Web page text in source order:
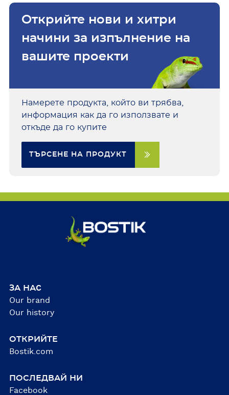
Открийте нови и хитри
начини за изпълнение на
вашите проекти
Намерете продукта, който ви трябва,
информация как да го използвате и
откъде да го купите
ТЪРСЕНЕ НА ПРОДУКТ
ЗА НАC
Our brand
Our history
ОТКРИЙТЕ
Bostik.com
ПОСЛЕДВАЙ НИ
Facebook